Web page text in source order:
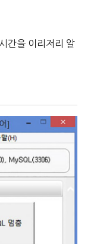
간을 이리저리 알